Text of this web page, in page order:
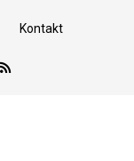
Kontakt